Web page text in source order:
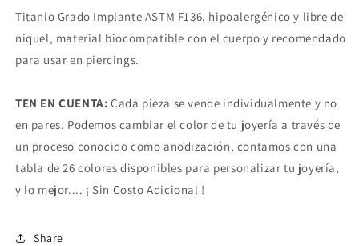
Titanio Grado Implante ASTM F136, hipoalergénico y libre de
níquel, material biocompatible con el cuerpo y recomendado
para usar en piercings.
TEN EN CUENTA: Cada pieza se vende individualmente y no
en pares. Podemos cambiar el color de tu joyería a través de
un proceso conocido como anodización, contamos con una
tabla de 26 colores disponibles para personalizar tu joyería,
y lo mejor.... ¡ Sin Costo Adicional !
Share